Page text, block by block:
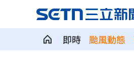
即時 颱風動態